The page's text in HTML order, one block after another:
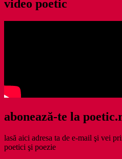
video poetic
abonează-te la
lasă aici adresa ta de e-mail şi vei
poetici şi poezie